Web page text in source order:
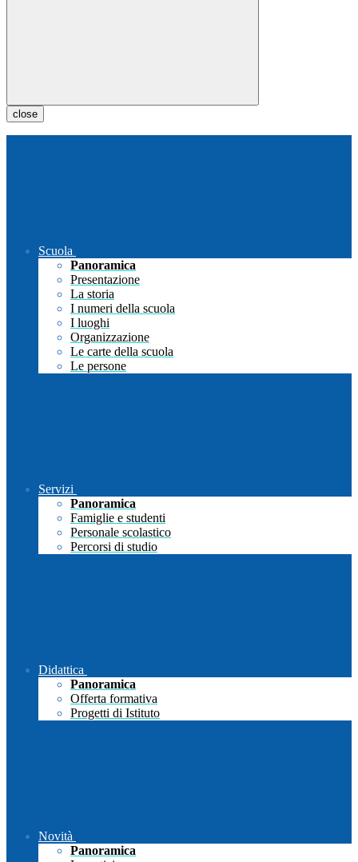
close
Scuola
Panoramica
Presentazione
La storia
I numeri della scuola
I luoghi
Organizzazione
Le carte della scuola
Le persone
Servizi
Panoramica
Famiglie e studenti
Personale scolastico
Percorsi di studio
Didattica
Panoramica
Offerta formativa
Progetti di Istituto
Novità
Panoramica